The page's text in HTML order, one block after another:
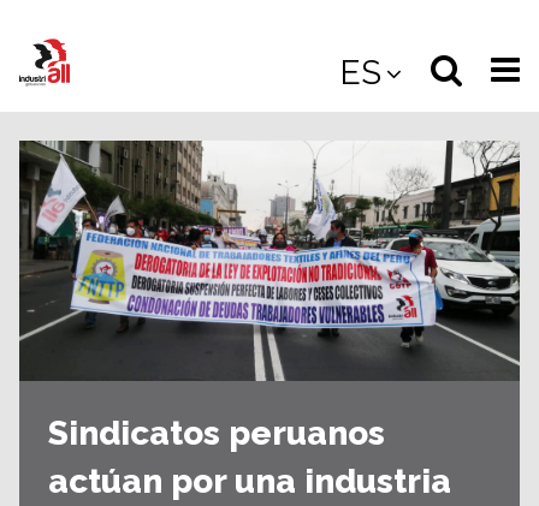
main
ES
Select
the
site
Sindicatos peruanos
actúan por una industria